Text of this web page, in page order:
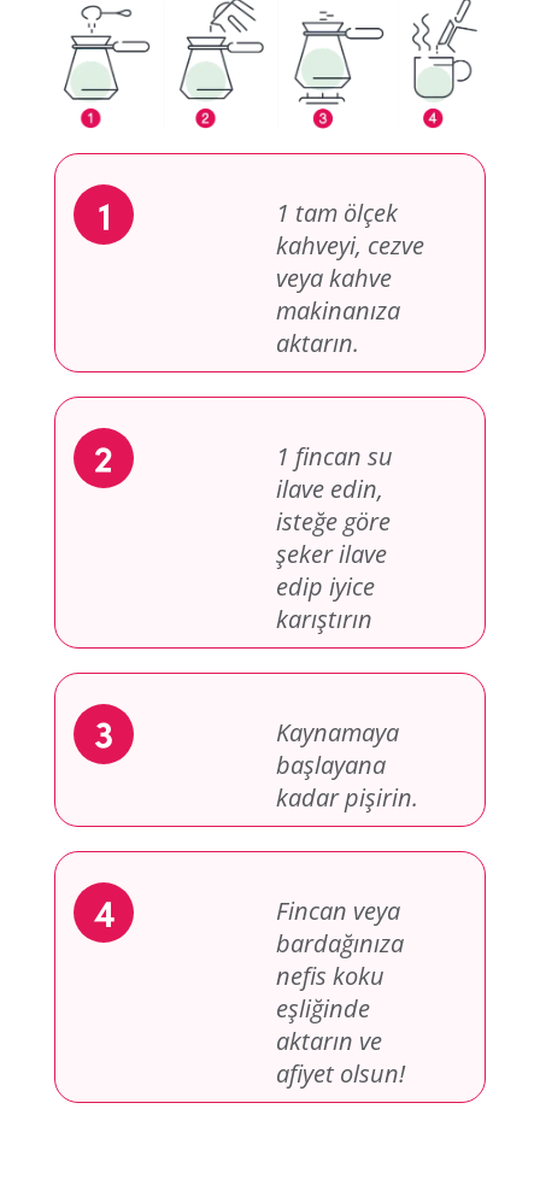
1 tam ölçek
kahveyi, cezve
veya kahve
makinanıza
aktarın.
1 fincan su
ilave edin,
isteğe göre
şeker ilave
edip iyice
karıştırın
Kaynamaya
başlayana
kadar pişirin.
Fincan veya
bardağınıza
nefis koku
eşliğinde
aktarın ve
afiyet olsun!